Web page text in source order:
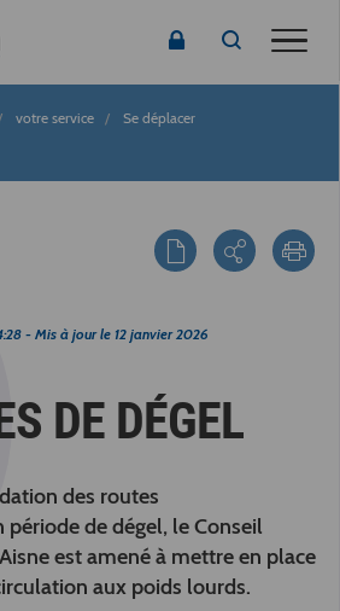
votre service
Se déplacer
- Mis à jour le 12 janvier 2026
DE DÉGEL
des routes
de dégel, le Conseil
est amené à mettre en place
aux poids lourds.